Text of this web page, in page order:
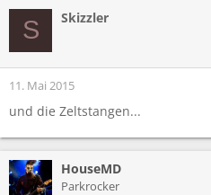
S Skizzler
11. Mai 2015
und die Zeltstangen...
HouseMD
Parkrocker